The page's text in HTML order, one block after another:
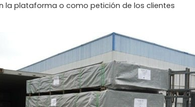
la plataforma o como petición de los clientes